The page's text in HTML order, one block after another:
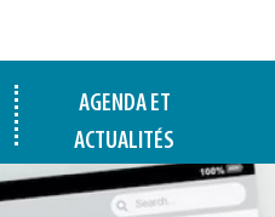
AGENDA ET
ACTUALITÉS